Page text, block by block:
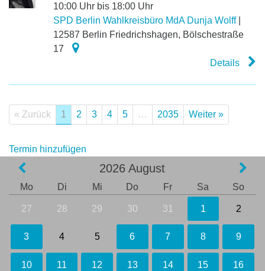
10:00 Uhr bis 18:00 Uhr
SPD Berlin Wahlkreisbüro MdA Dunja Wolff|
12587 Berlin Friedrichshagen, Bölschestraße
17
Details
« Zurück 1 2 3 4 5 … 2035 Weiter »
Termin hinzufügen
2026 August
Mo Di Mi Do Fr Sa So
27 28 29 30 31 1 2
3 4 5 6 7 8 9
10 11 12 13 14 15 16